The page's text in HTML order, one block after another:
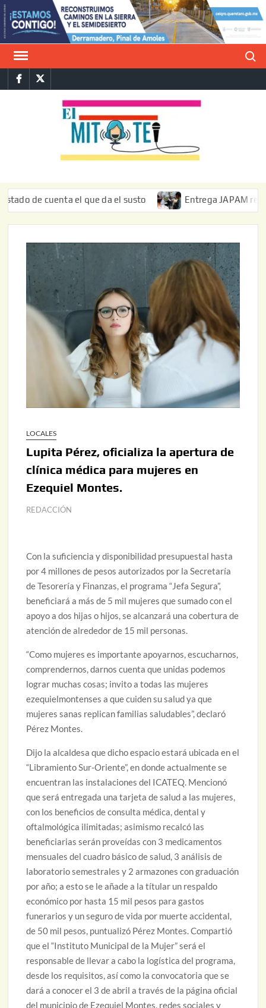
Saltar
al
contenido
FacebookTwitter
cuenta el que da el susto Entrega JAPAM
LOCALES
Lupita Pérez, oficializa la apertura de
clínica médica para mujeres en
Ezequiel Montes.
REDACCIÓN
Con la suficiencia y disponibilidad presupuestal hasta
por 4 millones de pesos autorizados por la Secretaría
de Tesorería y Finanzas, el programa “Jefa Segura”,
beneficiará a más de 5 mil mujeres que sumado con el
apoyo a dos hijas o hijos, se alcanzará una cobertura de
atención de alrededor de 15 mil personas.
“Como mujeres es importante apoyarnos, escucharnos,
comprendernos, darnos cuenta que unidas podemos
lograr muchas cosas; invito a todas las mujeres
ezequielmontenses a que cuiden su salud ya que
mujeres sanas replican familias saludables”, declaró
Pérez Montes.
Dijo la alcaldesa que dicho espacio estará ubicada en el
“Libramiento Sur-Oriente”, en donde actualmente se
encuentran las instalaciones del ICATEQ. Mencionó
que será entregada una tarjeta de salud a las mujeres,
con los beneficios de consulta médica, dental y
oftalmológica ilimitadas; asimismo recalcó las
beneficiarias serán proveídas con 3 medicamentos
mensuales del cuadro básico de salud, 3 análisis de
laboratorio semestrales y 2 armazones con graduación
por año; a esto se le añade a la títular un respaldo
económico por hasta 15 mil pesos para gastos
funerarios y un seguro de vida por muerte accidental,
de 50 mil pesos, puntualizó Pérez Montes. Compartió
que el “Instituto Municipal de la Mujer” será el
responsable de llevar a cabo la logística del programa,
desde los requisitos, así como la convocatoria que se
dará a conocer el 3 de abril a través de la página oficial
del municipio de Ezequiel Montes, redes sociales y